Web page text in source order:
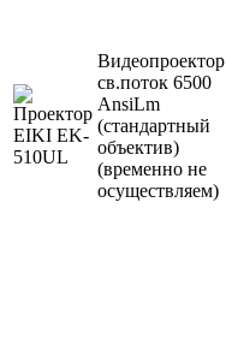
Видеопроектор
св.поток 6500
AnsiLm
(стандартный
объектив)
(временно не
осуществляем)